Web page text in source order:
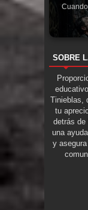
SOBRE
Tinieblas,
tu
detrás de
una
y